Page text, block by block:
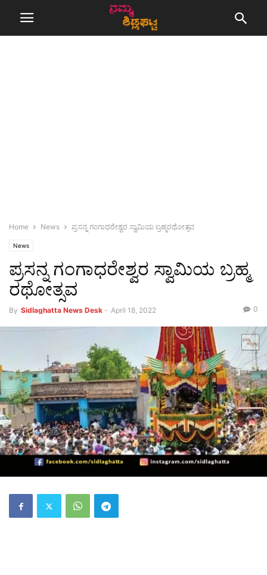
Home News ಪ್ರಸನ್ನ ಗಂಗಾಧರೇಶ್ವರ ಸ್ವಾಮಿಯ ಬ್ರಹ್ಮರಥೋತ್ಸವ
News
ಪ್ರಸನ್ನ ಗಂಗಾಧರೇಶ್ವರ ಸ್ವಾಮಿಯ ಬ್ರಹ್ಮ
ರಥೋತ್ಸವ
By Sidlaghatta News Desk - April 18, 2022 0